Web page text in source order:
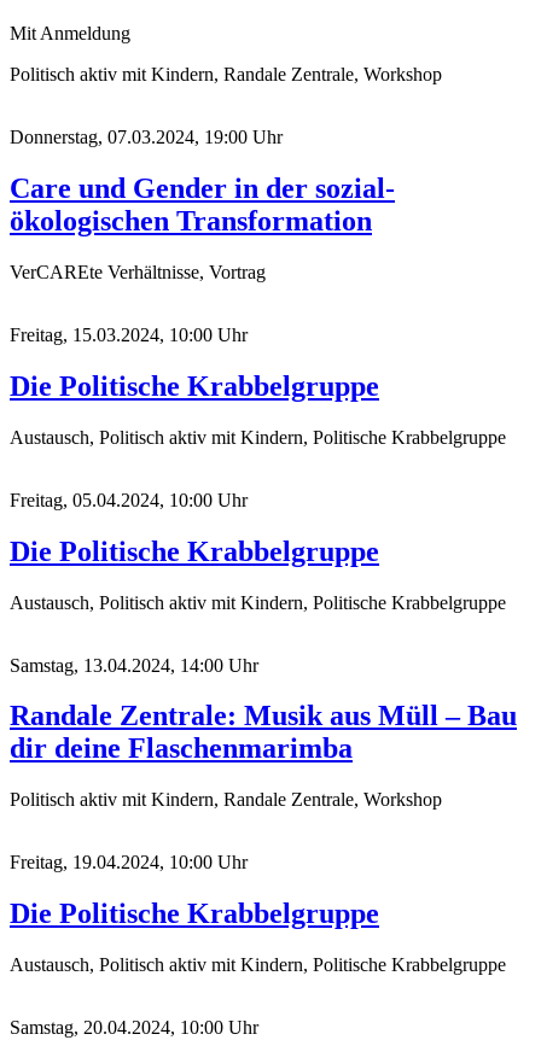
Mit Anmeldung
Politisch aktiv mit Kindern, Randale Zentrale, Workshop
Donnerstag, 07.03.2024, 19:00 Uhr
Care und Gender in der sozial-
ökologischen Transformation
VerCAREte Verhältnisse, Vortrag
Freitag, 15.03.2024, 10:00 Uhr
Die Politische Krabbelgruppe
Austausch, Politisch aktiv mit Kindern, Politische Krabbelgruppe
Freitag, 05.04.2024, 10:00 Uhr
Die Politische Krabbelgruppe
Austausch, Politisch aktiv mit Kindern, Politische Krabbelgruppe
Samstag, 13.04.2024, 14:00 Uhr
Randale Zentrale: Musik aus Müll – Bau
dir deine Flaschenmarimba
Politisch aktiv mit Kindern, Randale Zentrale, Workshop
Freitag, 19.04.2024, 10:00 Uhr
Die Politische Krabbelgruppe
Austausch, Politisch aktiv mit Kindern, Politische Krabbelgruppe
Samstag, 20.04.2024, 10:00 Uhr